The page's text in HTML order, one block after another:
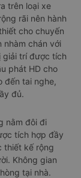
trên loại xe
rãi nên hành
cho chuyến
nhàm chán với
giải trí được tích
phát HD cho
đến tai nghe,
đủ.
nằm đôi đi
tích hợp đầy
thiết kế rộng
Không gian
tại nhà.